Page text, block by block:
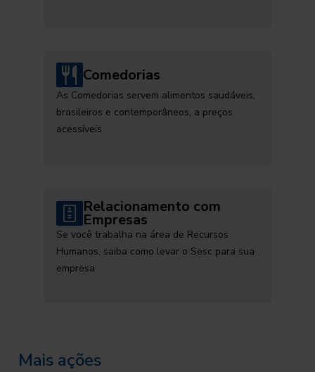
Comedorias
As Comedorias servem alimentos saudáveis,
brasileiros e contemporâneos, a preços
acessíveis
Relacionamento com
Empresas
Se você trabalha na área de Recursos
Humanos, saiba como levar o Sesc para sua
empresa
Mais ações